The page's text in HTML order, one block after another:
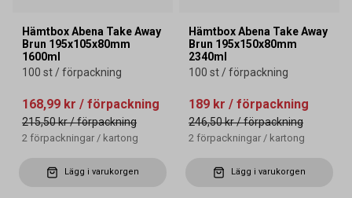
Hämtbox Abena Take Away
Brun 195x105x80mm
1600ml
100 st / förpackning
168,99 kr / förpackning
215,50 kr/ förpackning
2 förpackningar / kartong
Lägg i varukorgen
Hämtbox Abena Take Away
Brun 195x150x80mm
2340ml
100 st / förpackning
189 kr / förpackning
246,50 kr/ förpackning
2 förpackningar / kartong
Lägg i varukorgen